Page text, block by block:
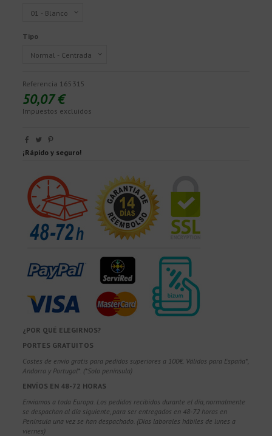
Tipo
Referencia 165315
50,07 €
Impuestos excluidos
¡Rápido y seguro!
¿POR QUÉ ELEGIRNOS?
PORTES GRATUITOS
Costes de envío gratis para pedidos superiores a 100€. Válidos para España*,
Andorra y Portugal*. (*Solo península)
ENVÍOS EN 48-72 HORAS
Enviamos a toda Europa. Los pedidos recibidos durante el día, normalmente
se despachan al día siguiente, para ser entregados en 48-72 horas en
Península una vez se han despachado. (Días laborales hábiles de lunes a
viernes)